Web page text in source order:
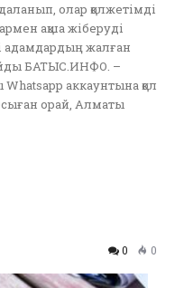
олар қолжетімді
ақша жіберуді
адамдардың жалған
БАТЫС.ИНФО. –
аккаунтына қол
орай, Алматы
0 0